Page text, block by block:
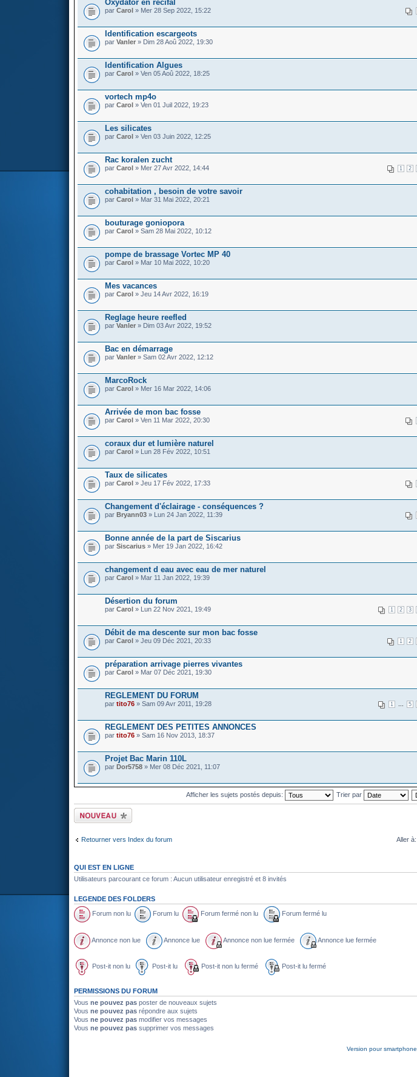
Oxydator en récifal
par Carol » Mer 28 Sep 2022, 15:22
Identification escargeots
par Vanler » Dim 28 Aoû 2022, 19:30
Identification Algues
par Carol » Ven 05 Aoû 2022, 18:25
vortech mp4o
par Carol » Ven 01 Juil 2022, 19:23
Les silicates
par Carol » Ven 03 Juin 2022, 12:25
Rac koralen zucht
1 2
par Carol » Mer 27 Avr 2022, 14:44
cohabitation , besoin de votre savoir
par Carol » Mar 31 Mai 2022, 20:21
bouturage goniopora
par Carol » Sam 28 Mai 2022, 10:12
pompe de brassage Vortec MP 40
par Carol » Mar 10 Mai 2022, 10:20
Mes vacances
par Carol » Jeu 14 Avr 2022, 16:19
Reglage heure reefled
par Vanler » Dim 03 Avr 2022, 19:52
Bac en démarrage
par Vanler » Sam 02 Avr 2022, 12:12
MarcoRock
par Carol » Mer 16 Mar 2022, 14:06
Arrivée de mon bac fosse
par Carol » Ven 11 Mar 2022, 20:30
coraux dur et lumière naturel
par Carol » Lun 28 Fév 2022, 10:51
Taux de silicates
par Carol » Jeu 17 Fév 2022, 17:33
Changement d'éclairage - conséquences ?
par Bryann03 » Lun 24 Jan 2022, 11:39
Bonne année de la part de Siscarius
par Siscarius » Mer 19 Jan 2022, 16:42
changement d eau avec eau de mer naturel
par Carol » Mar 11 Jan 2022, 19:39
Désertion du forum
1 2 3
par Carol » Lun 22 Nov 2021, 19:49
Débit de ma descente sur mon bac fosse
1 2
par Carol » Jeu 09 Déc 2021, 20:33
préparation arrivage pierres vivantes
par Carol » Mar 07 Déc 2021, 19:30
REGLEMENT DU FORUM
1 5
par tito76 » Sam 09 Avr 2011, 19:28
REGLEMENT DES PETITES ANNONCES
par tito76 » Sam 16 Nov 2013, 18:37
Projet Bac Marin 110L
par Dor5758 » Mer 08 Déc 2021, 11:07
Afficher les sujets postés depuis: Trier par
Écrire un nouveau
sujet
Retourner vers Index du forum Aller à:
QUI EST EN LIGNE
Utilisateurs parcourant ce forum : Aucun utilisateur enregistré et 8 invités
LEGENDE DES FOLDERS
Forum non lu Forum lu Forum fermé non lu Forum fermé lu
Annonce non lue Annonce lue Annonce non lue fermée Annonce lue fermée
Post-it non lu Post-it lu Post-it non lu fermé Post-it lu fermé
PERMISSIONS DU FORUM
Vous ne pouvez pas poster de nouveaux sujets
Vous ne pouvez pas répondre aux sujets
Vous ne pouvez pas modifier vos messages
Vous ne pouvez pas supprimer vos messages
Version pour smartphone